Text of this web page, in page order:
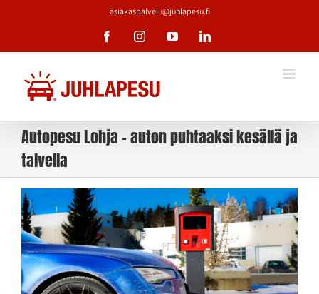
asiakaspalvelu@juhlapesu.fi
FacebookInstagramYouTubeLinkedIn
Autopesu Lohja – auton puhtaaksi kesällä ja
talvella
Katso
kuvaa
isompana